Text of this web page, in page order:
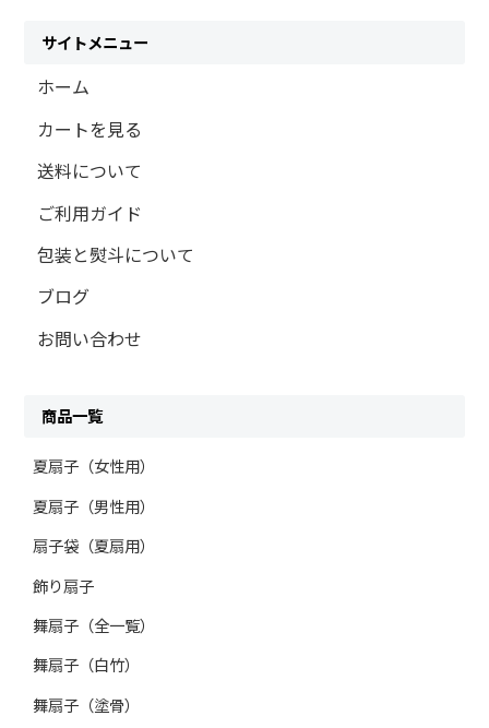
サイトメニュー
ホーム
カートを見る
送料について
ご利用ガイド
包装と熨斗について
ブログ
お問い合わせ
商品一覧
夏扇子（女性用）
夏扇子（男性用）
扇子袋（夏扇用）
飾り扇子
舞扇子（全一覧）
舞扇子（白竹）
舞扇子（塗骨）